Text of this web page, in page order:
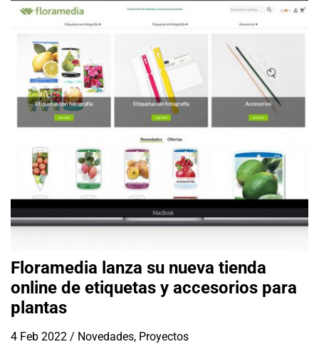
Floramedia lanza su nueva tienda
online de etiquetas y accesorios para
plantas
4 Feb 2022 / Novedades, Proyectos